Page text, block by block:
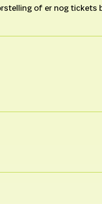
of er nog tickets